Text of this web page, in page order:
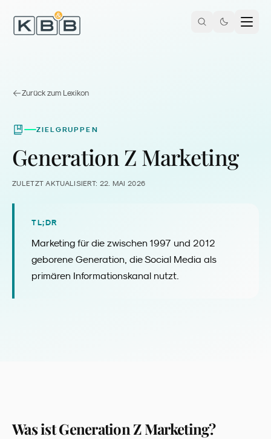
Zurück zum Lexikon
ZIELGRUPPEN
Generation Z Marketing
ZULETZT AKTUALISIERT: 22. MAI 2026
TL;DR
Marketing für die zwischen 1997 und 2012
geborene Generation, die Social Media als
primären Informationskanal nutzt.
Was ist Generation Z Marketing?